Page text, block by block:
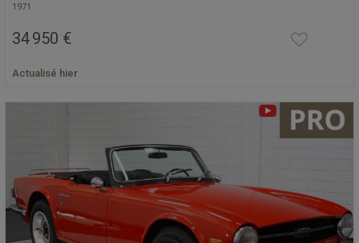
1971
34 950 €
Actualisé hier